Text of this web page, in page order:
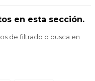
en esta sección.
de filtrado o busca en